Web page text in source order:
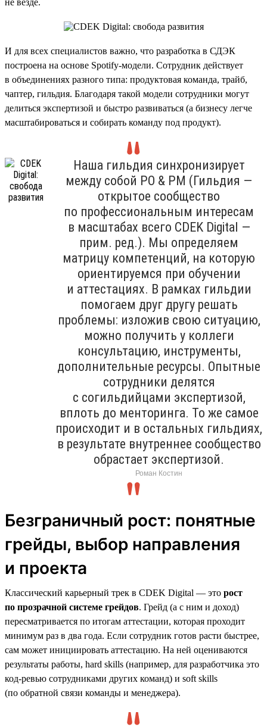
И для всех специалистов важно, что разработка в СДЭК
построена на основе Spotify-модели. Сотрудник действует
в объединениях разного типа: продуктовая команда, трайб,
чаптер, гильдия. Благодаря такой модели сотрудники могут
делиться экспертизой и быстро развиваться (а бизнесу легче
масштабироваться и собирать команду под продукт).
Наша гильдия синхронизирует
между собой PO & PM (Гильдия —
открытое сообщество
по профессиональным интересам
в масштабах всего CDEK Digital —
прим. ред.). Мы определяем
матрицу компетенций, на которую
ориентируемся при обучении
и аттестациях. В рамках гильдии
помогаем друг другу решать
проблемы: изложив свою ситуацию,
можно получить у коллеги
консультацию, инструменты,
дополнительные ресурсы. Опытные
сотрудники делятся
с согильдийцами экспертизой,
вплоть до менторинга. То же самое
происходит и в остальных гильдиях,
в результате внутреннее сообщество
обрастает экспертизой.
Роман Костин
Безграничный рост: понятные
грейды, выбор направления
и проекта
Классический карьерный трек в CDEK Digital — это рост
по прозрачной системе грейдов. Грейд (а с ним и доход)
пересматривается по итогам аттестации, которая проходит
минимум раз в два года. Если сотрудник готов расти быстрее,
сам может инициировать аттестацию. На ней оцениваются
результаты работы, hard skills (например, для разработчика это
код-ревью сотрудниками других команд) и soft skills
(по обратной связи команды и менеджера).